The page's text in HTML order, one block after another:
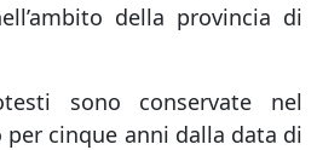
della provincia di
sono conservate nel
cinque anni dalla data di